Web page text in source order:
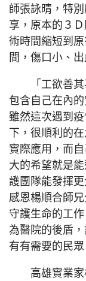
師張詠晴，特
享，原本的３
術時間縮短到
間，傷口小、
「工欲善其
包含自己在內
雖然這次遇到
下，很順利的
實際應用，而
大的希望就是
護團隊能發揮
感恩楊順合師
守護生命的工
為醫院的後盾
有有需要的民眾
高雄實業家